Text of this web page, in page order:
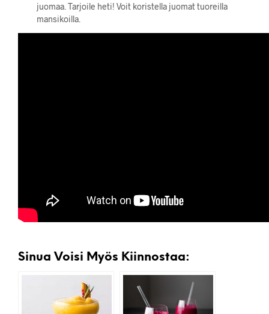
juomaa. Tarjoile heti! Voit koristella juomat tuoreilla
mansikoilla.
Sinua Voisi Myös Kiinnostaa: